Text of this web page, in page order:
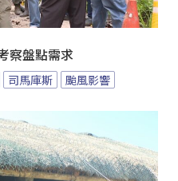
察盤點需求
司馬庫斯 颱風影響